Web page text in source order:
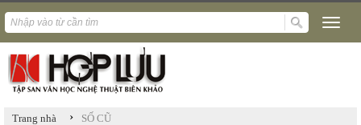
Trang nhà › SỐ CŨ